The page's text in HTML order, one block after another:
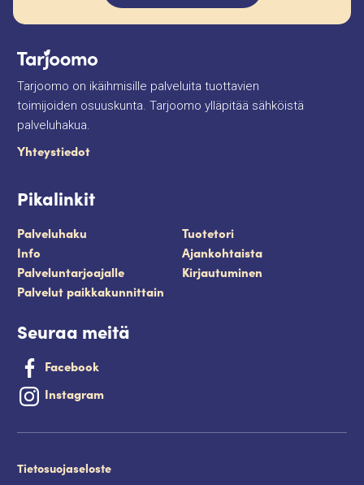
Tarjoomo on ikäihmisille palveluita tuottavien
toimijoiden osuuskunta. Tarjoomo ylläpitää sähköistä
palveluhakua.
Yhteystiedot
Pikalinkit
Palveluhaku
Tuotetori
Info
Ajankohtaista
Palveluntarjoajalle
Kirjautuminen
Palvelut paikkakunnittain
Seuraa meitä
Facebook
Instagram
Tietosuojaseloste